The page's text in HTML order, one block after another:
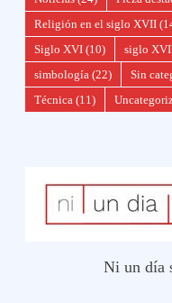
Religión en el siglo XVII
Siglo XVI (10) siglo
simbología (22) Sin
Técnica (11)
Ni un día